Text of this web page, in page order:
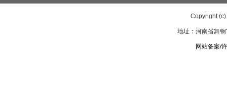
Copyright
地址：河南省舞
网站备案/